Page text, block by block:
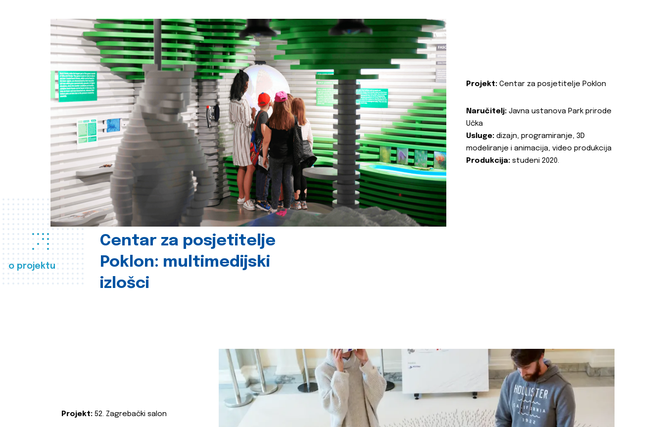
o projektu
Centar za posjetitelje
Poklon: multimedijski
izlošci
Projekt: Centar za posjetitelje Poklon
Naručitelj: Javna ustanova Park prirode
Učka
Usluge: dizajn, programiranje, 3D
modeliranje i animacija, video produkcija
Produkcija: studeni 2020.
Projekt: 52. Zagrebački salon